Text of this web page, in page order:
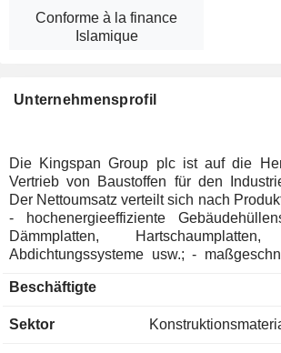
Conforme à la finance
Islamique
Unternehmensprofil
Die Kingspan Group plc ist auf die
Vertrieb von Baustoffen für den
Der Nettoumsatz verteilt sich nach
- hochenergieeffiziente
Dämmplatten,
Abdichtungssysteme usw.; - maßgeschneiderte Lösungen
Beleuchtung,
Gewerbegebäude. Ende 2025 verfügte der Konzern weltweit
Beschäftigte
Sektor